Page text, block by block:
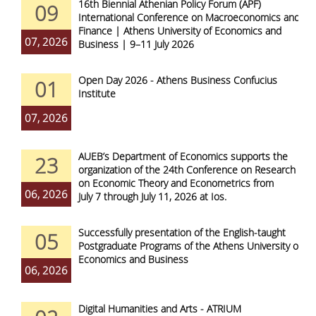
09
07, 2026
16th Biennial Athenian Policy Forum (APF)
International Conference on Macroeconomics and
Finance | Athens University of Economics and
Business | 9–11 July 2026
01
07, 2026
Open Day 2026 - Athens Business Confucius
Institute
23
06, 2026
AUEB’s Department of Economics supports the
organization of the 24th Conference on Research
on Economic Theory and Econometrics from
July 7 through July 11, 2026 at Ios.
05
06, 2026
Successfully presentation of the English-taught
Postgraduate Programs of the Athens University of
Economics and Business
Digital Humanities and Arts - ATRIUM